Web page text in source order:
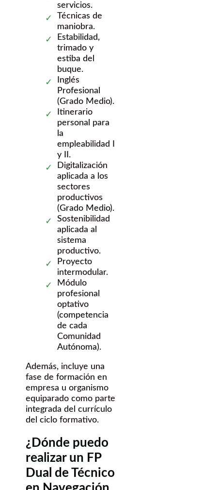
servicios.
Técnicas de
maniobra.
Estabilidad,
trimado y
estiba del
buque.
Inglés
Profesional
(Grado Medio).
Itinerario
personal para
la
empleabilidad I
y II.
Digitalización
aplicada a los
sectores
productivos
(Grado Medio).
Sostenibilidad
aplicada al
sistema
productivo.
Proyecto
intermodular.
Módulo
profesional
optativo
(competencia
de cada
Comunidad
Autónoma).
Además, incluye una
fase de formación en
empresa u organismo
equiparado como parte
integrada del currículo
del ciclo formativo.
¿Dónde puedo
realizar un FP
Dual de Técnico